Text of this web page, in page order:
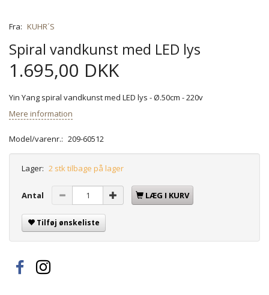
Fra: KUHR´S
Spiral vandkunst med LED lys
1.695,00 DKK
Yin Yang spiral vandkunst med LED lys - Ø.50cm - 220v
Mere information
Model/varenr.: 209-60512
Lager: 2 stk tilbage på lager
Antal LÆG I KURV
Tilføj ønskeliste